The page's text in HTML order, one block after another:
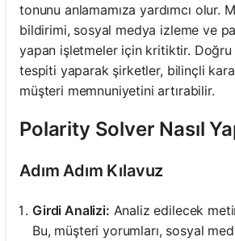
tonunu anlamamıza yardımcı olur.
bildirimi, sosyal medya izleme ve
yapan işletmeler için kritiktir.
tespiti yaparak şirketler, bilinçli
müşteri memnuniyetini artırabilir.
Polarity Solver Nasıl
Adım Adım Kılavuz
Girdi Analizi: Analiz edilecek
Bu, müşteri yorumları, sosyal